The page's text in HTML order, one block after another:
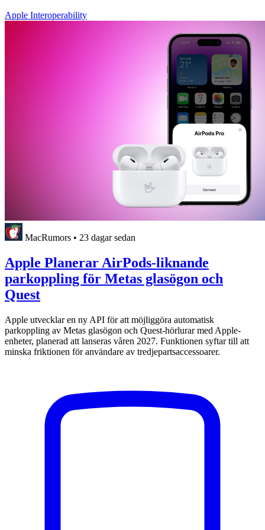
Apple Interoperability
MacRumors • 23 dagar sedan
Apple Planerar AirPods-liknande
parkoppling för Metas glasögon och
Quest
Apple utvecklar en ny API för att möjliggöra automatisk
parkoppling av Metas glasögon och Quest-hörlurar med Apple-
enheter, planerad att lanseras våren 2027. Funktionen syftar till att
minska friktionen för användare av tredjepartsaccessoarer.